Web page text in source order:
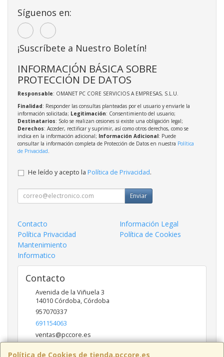
Política de Cookies de tienda.pccore.es
Síguenos en:
¡Suscríbete a Nuestro Boletín!
INFORMACIÓN BÁSICA SOBRE
PROTECCIÓN DE DATOS
Responsable: OMANET PC CORE SERVICIOS A EMPRESAS, S.L.U.
Finalidad: Responder las consultas planteadas por el usuario y enviarle la
información solicitada; Legitimación: Consentimiento del usuario;
Destinatarios: Solo se realizan cesiones si existe una obligación legal;
Derechos: Acceder, rectificar y suprimir, así como otros derechos, como se
indica en la información adicional; Información Adicional: Puede
consultar la información completa de Protección de Datos en nuestra Política
de Privacidad
He leído y acepto la Política de Privacidad.
Enviar
Contacto
Información Legal
Política Privacidad
Política de Cookies
Mantenimiento
Informatico
Contacto
Avenida de la Viñuela 3
14010 Córdoba, Córdoba
957070337
691154063
ventas@pccore.es